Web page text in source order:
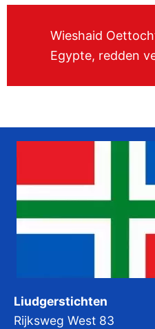
Wieshaid
Egypte, redden
Liudgerstichten
Rijksweg West 83